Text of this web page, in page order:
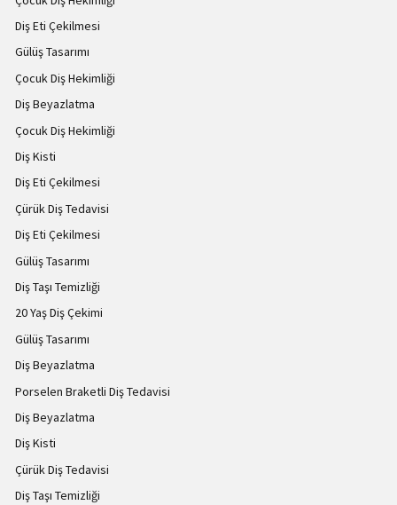
Diş Eti Çekilmesi
Gülüş Tasarımı
Çocuk Diş Hekimliği
Diş Beyazlatma
Çocuk Diş Hekimliği
Diş Kisti
Diş Eti Çekilmesi
Çürük Diş Tedavisi
Diş Eti Çekilmesi
Gülüş Tasarımı
Diş Taşı Temizliği
20 Yaş Diş Çekimi
Gülüş Tasarımı
Diş Beyazlatma
Porselen Braketli Diş Tedavisi
Diş Beyazlatma
Diş Kisti
Çürük Diş Tedavisi
Diş Taşı Temizliği